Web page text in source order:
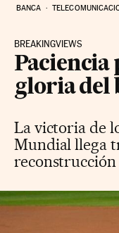
BANCA
BREAKINGVIEWS
Paciencia
gloria del
La victoria de
Mundial llega
reconstrucción